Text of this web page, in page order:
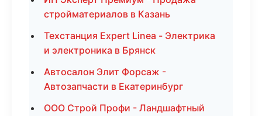
стройматериалов в Казань
Техстанция Expert Linea - Электрика
и электроника в Брянск
Автосалон Элит Форсаж -
Автозапчасти в Екатеринбург
ООО Строй Профи - Ландшафтный